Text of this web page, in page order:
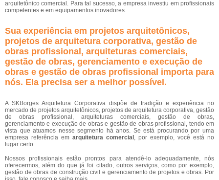
arquitetônico comercial. Para tal sucesso, a empresa investiu em profissionais
competentes e em equipamentos inovadores.
Sua experiência em projetos arquitetônicos,
projetos de arquitetura corporativa, gestão de
obras profissional, arquiteturas comerciais,
gestão de obras, gerenciamento e execução de
obras e gestão de obras profissional importa para
nós. Ela precisa ser a melhor possível.
A SKBorges Arquitetura Corporativa dispõe de tradição e experiência no
mercado de projetos arquitetônicos, projetos de arquitetura corporativa, gestão
de obras profissional, arquiteturas comerciais, gestão de obras,
gerenciamento e execução de obras e gestão de obras profissional, tendo em
vista que atuamos nesse segmento há anos. Se está procurando por uma
empresa referência em arquitetura comercial , por exemplo, você está no
lugar certo.
Nossos profissionais estão prontos para atendê-lo adequadamente, nós
oferecermos, além do que já foi citado, outros serviços, como por exemplo,
gestão de obras de construção civil e gerenciamento de projetos e obras. Por